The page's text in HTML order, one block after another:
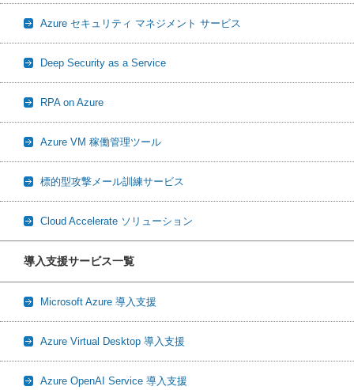
Azure セキュリティ マネジメント サービス
Deep Security as a Service
RPA on Azure
Azure VM 稼働管理ツール
標的型攻撃メール訓練サービス
Cloud Accelerate ソリューション
導入支援サービス一覧
Microsoft Azure 導入支援
Azure Virtual Desktop 導入支援
Azure OpenAI Service 導入支援